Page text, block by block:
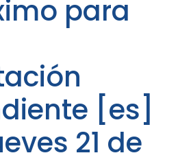
para
[es]
21 de